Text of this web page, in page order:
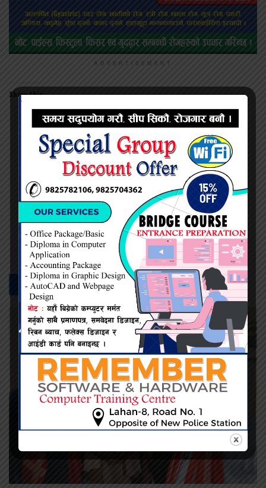
ADVERTISEMENT
Share this:
Twitter Facebook
महेश सिंह
सम्बन्धित -समाचार